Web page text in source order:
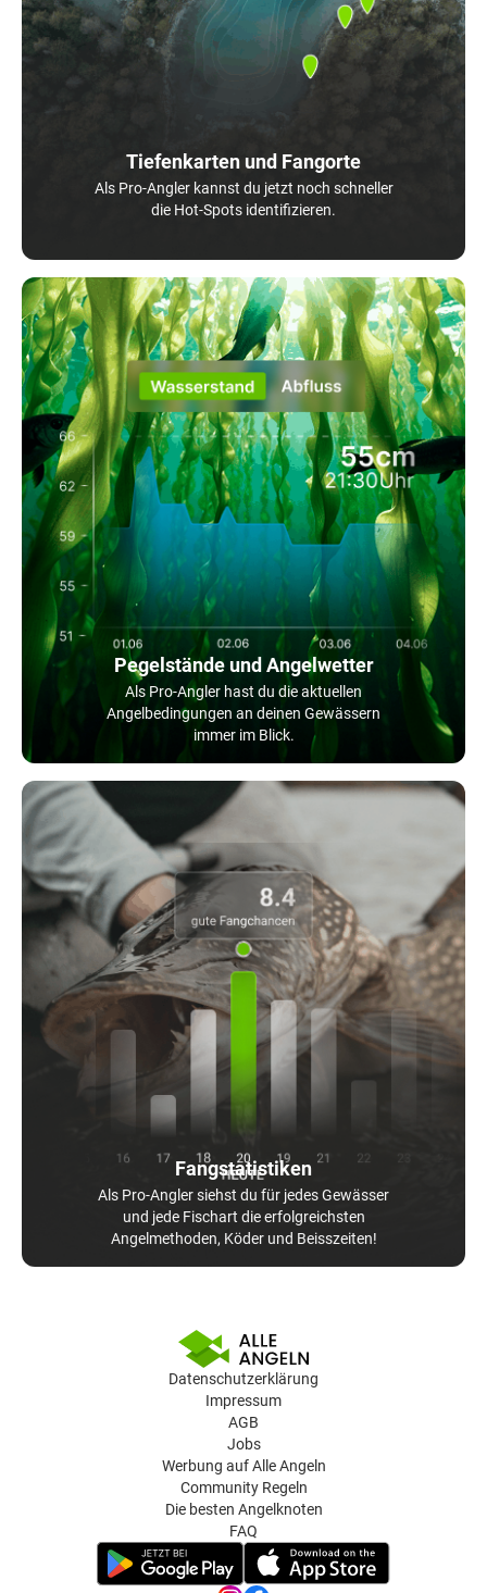
Tiefenkarten und Fangorte
Als Pro-Angler kannst du jetzt noch schneller
die Hot-Spots identifizieren.
Pegelstände und Angelwetter
Als Pro-Angler hast du die aktuellen
Angelbedingungen an deinen Gewässern
immer im Blick.
Fangstatistiken
Als Pro-Angler siehst du für jedes Gewässer
und jede Fischart die erfolgreichsten
Angelmethoden, Köder und Beisszeiten!
Datenschutzerklärung
Impressum
AGB
Jobs
Werbung auf Alle Angeln
Community Regeln
Die besten Angelknoten
FAQ